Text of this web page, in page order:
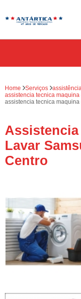
Home Serviços
assistencia tecnica maquina
assistencia tecnica
Assistencia
Lavar
Centro